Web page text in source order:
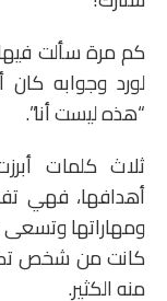
كم مرة سألت فيها
لورد وجوابه كان
“هذه ليست أنا”.
ثلاث كلمات
أهدافها، فهي
ومهاراتها وتسعى
كانت من شخص
منه الكثير.